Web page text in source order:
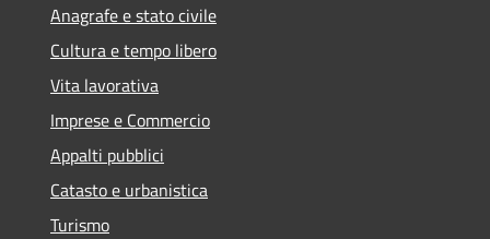
Anagrafe e stato civile
Cultura e tempo libero
Vita lavorativa
Imprese e Commercio
Appalti pubblici
Catasto e urbanistica
Turismo